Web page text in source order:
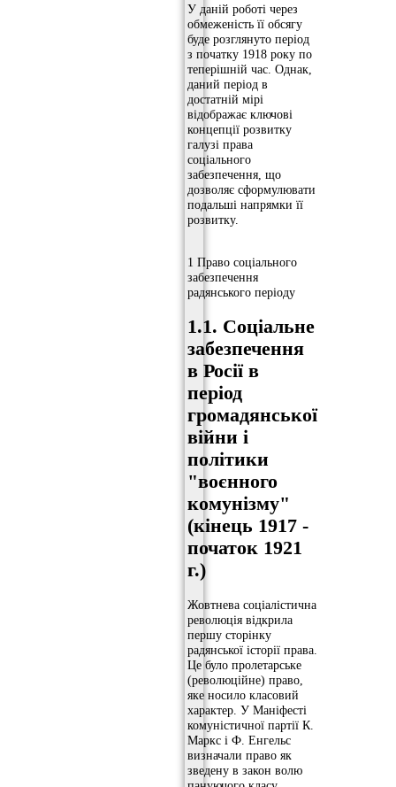
У даній роботі через
обмеженість її обсягу
буде розглянуто період
з початку 1918 року по
теперішній час. Однак,
даний період в
достатній мірі
відображає ключові
концепції розвитку
галузі права
соціального
забезпечення, що
дозволяє сформулювати
подальші напрямки її
розвитку.
1 Право соціального
забезпечення
радянського періоду
1.1. Соціальне
забезпечення
в Росії в
період
громадянської
війни і
політики
"воєнного
комунізму"
(кінець 1917 -
початок 1921
г.)
Жовтнева соціалістична
революція відкрила
першу сторінку
радянської історії права.
Це було пролетарське
(революційне) право,
яке носило класовий
характер. У Маніфесті
комуністичної партії К.
Маркс і Ф. Енгельс
визначали право як
зведену в закон волю